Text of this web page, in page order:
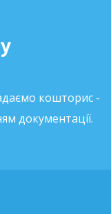
кошторис -
документації.